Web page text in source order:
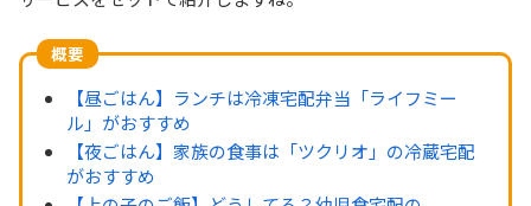
概要
【昼ごはん】ランチは冷凍宅配弁当「ライフミー
ル」がおすすめ
【夜ごはん】家族の食事は「ツクリオ」の冷蔵宅配
がおすすめ